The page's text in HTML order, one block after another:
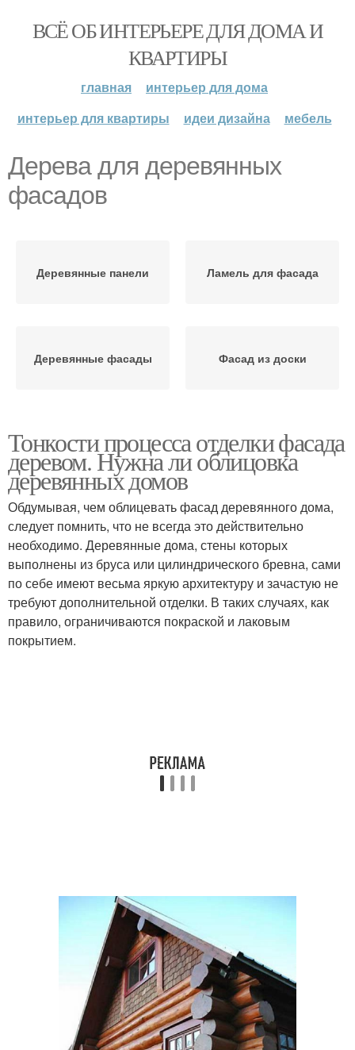
ВСЁ ОБ ИНТЕРЬЕРЕ ДЛЯ ДОМА И
КВАРТИРЫ
главная
интерьер для дома
интерьер для квартиры
идеи дизайна мебель
Дерева для деревянных
фасадов
Деревянные панели Ламель для фасада
Деревянные фасады Фасад из доски
Тонкости процесса отделки фасада
деревом. Нужна ли облицовка
деревянных домов
Обдумывая, чем облицевать фасад деревянного дома,
следует помнить, что не всегда это действительно
необходимо. Деревянные дома, стены которых
выполнены из бруса или цилиндрического бревна, сами
по себе имеют весьма яркую архитектуру и зачастую не
требуют дополнительной отделки. В таких случаях, как
правило, ограничиваются покраской и лаковым
покрытием.